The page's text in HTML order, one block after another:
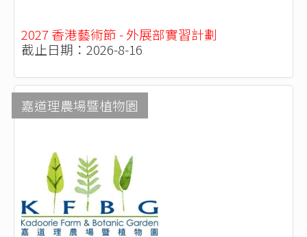
2027 香港藝術節 - 外展部實習計劃
截止日期：2026-8-16
嘉道理農場暨植物園